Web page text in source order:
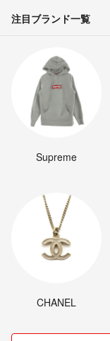
注目ブランド一覧
Supreme
CHANEL